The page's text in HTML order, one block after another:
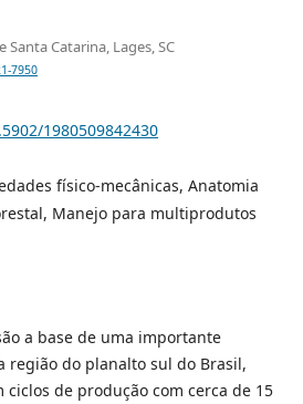
Catarina, Lages, SC
7950
1980509842430
físico-mecânicas, Anatomia
Manejo para multiprodutos
a base de uma importante
região do planalto sul do Brasil,
ciclos de produção com cerca de 15